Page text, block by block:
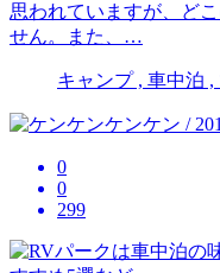
思われていますが、ど
せん。また、…
キャンプ , 車中泊 ,
ケンケン /
0
0
299